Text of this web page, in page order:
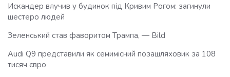
Искандер влучив у будинок під Кривим Рогом: загинули
шестеро людей
Зеленський став фаворитом Трампа, — Bild
Audi Q9 представили як семимісний позашляховик за 108
тисяч євро